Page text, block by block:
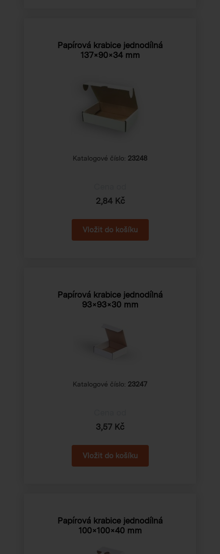
Papírová krabice jednodílná
137×90×34 mm
Katalogové číslo: 23248
2,84 Kč
Papírová krabice jednodílná
93×93×30 mm
Katalogové číslo: 23247
3,57 Kč
Papírová krabice jednodílná
100×100×40 mm